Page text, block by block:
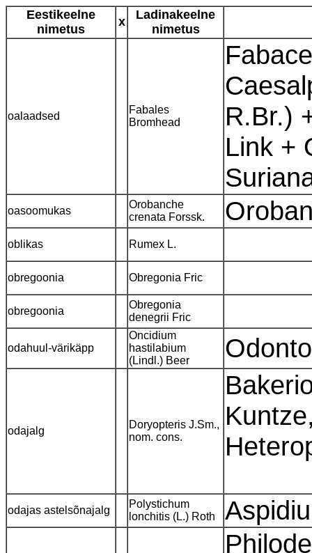
Eestikeelne
nimetus
x
Ladinakeelne
nimetus
oalaadsed
Fabales
Bromhead
R.Br.)
Link +
oasoomukas
Orobanche
crenata Forssk.
oblikas Rumex L.
obregoonia Obregonia Fric
obregoonia
Obregonia
denegrii Fric
odahuul-värikäpp
Oncidium
hastilabium
(Lindl.) Beer
odajalg
Doryopteris J.Sm.,
nom. cons.
odajas astelsõnajalg
Polystichum
lonchitis (L.) Roth